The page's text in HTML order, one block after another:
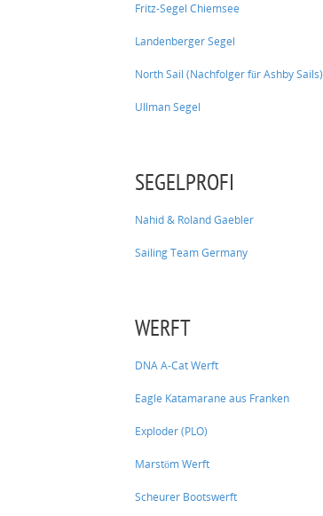
Fritz-Segel Chiemsee
Landenberger Segel
North Sail (Nachfolger für Ashby Sails)
Ullman Segel
SEGELPROFI
Nahid & Roland Gaebler
Sailing Team Germany
WERFT
DNA A-Cat Werft
Eagle Katamarane aus Franken
Exploder (PLO)
Marstöm Werft
Scheurer Bootswerft